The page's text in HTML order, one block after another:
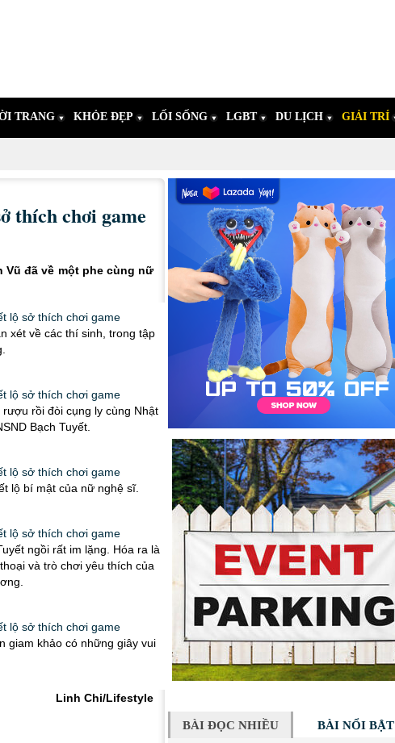
TRANG KHỎE ĐẸP LỐI SỐNG LGBT DU LỊCH GIẢI TRÍ
thích chơi game
Vũ đã về một phe cùng nữ
xét về các thí sinh, trong tập
rồi đòi cụng ly cùng Nhật
Bạch Tuyết.
lộ bí mật của nữ nghệ sĩ.
ngồi rất im lặng. Hóa ra là
và trò chơi yêu thích của
giam khảo có những giây vui
Linh Chi/Lifestyle
BÀI ĐỌC NHIỀU BÀI NỔI BẬT